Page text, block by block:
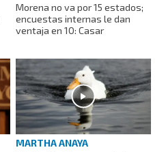
Morena no va por 15 estados;
encuestas internas le dan
ventaja en 10: Casar
MARTHA ANAYA